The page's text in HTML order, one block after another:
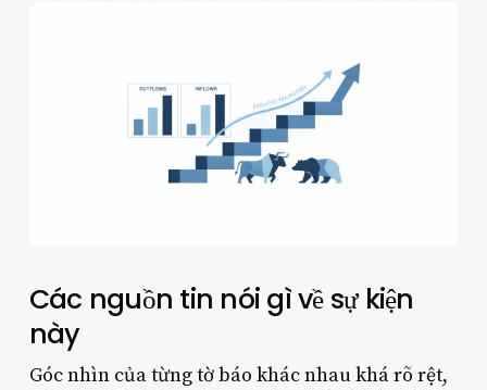
Các nguồn tin nói gì về sự kiện
này
Góc nhìn của từng tờ báo khác nhau khá rõ rệt,